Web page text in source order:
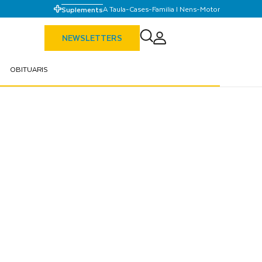
SuplementsA Taula-Cases-Familia I Nens-Motor
NEWSLETTERS
OBITUARIS